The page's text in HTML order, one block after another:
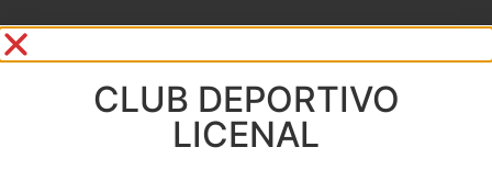
CLUB DEPORTIVO
LICENAL